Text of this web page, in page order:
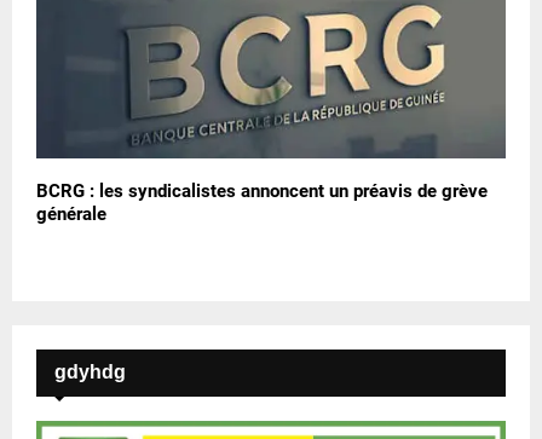
BCRG : les syndicalistes annoncent un préavis de grève
générale
gdyhdg